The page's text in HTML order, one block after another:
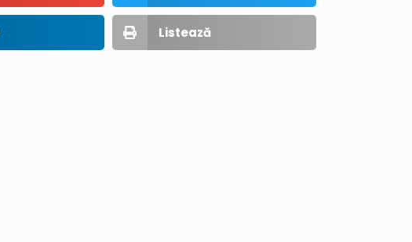
Listează